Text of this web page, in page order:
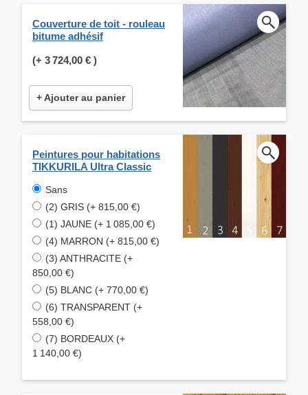
Couverture de toit - rouleau
bitume adhésif
(+ 3 724,00 € )
+ Ajouter au panier
Peintures pour habitations
TIKKURILA Ultra Classic
Sans
(2) GRIS (+ 815,00 €)
(1) JAUNE (+ 1 085,00 €)
(4) MARRON (+ 815,00 €)
(3) ANTHRACITE (+
850,00 €)
(5) BLANC (+ 770,00 €)
(6) TRANSPARENT (+
558,00 €)
(7) BORDEAUX (+
1 140,00 €)